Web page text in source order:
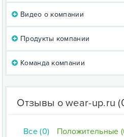
Видео о компании
Продукты компании
Команда компании
Отзывы о wear-up.ru
Все (0) Положительные